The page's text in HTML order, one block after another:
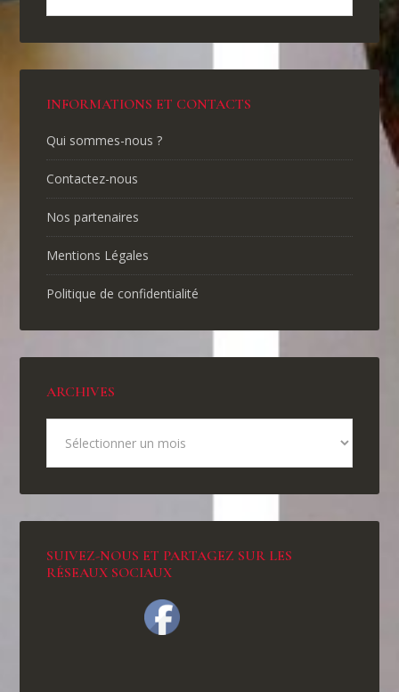
INFORMATIONS ET CONTACTS
Qui sommes-nous ?
Contactez-nous
Nos partenaires
Mentions Légales
Politique de confidentialité
ARCHIVES
SUIVEZ-NOUS ET PARTAGEZ SUR LES
RÉSEAUX SOCIAUX